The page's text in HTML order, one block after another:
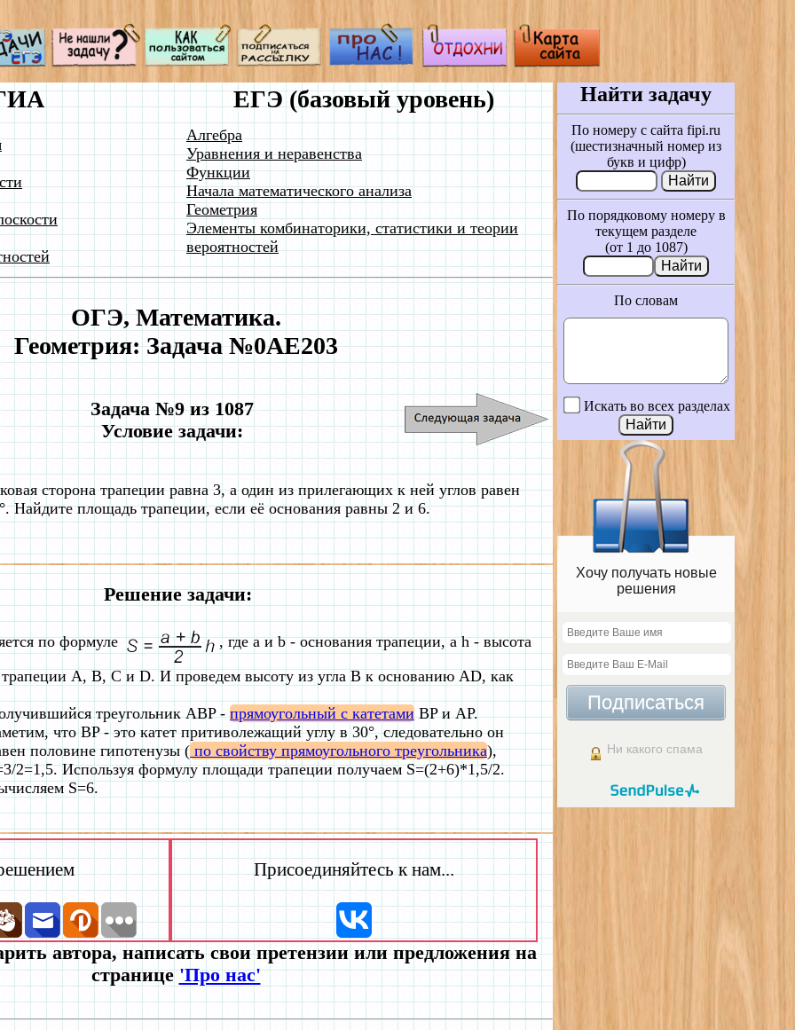
ЕГЭ (базовый уровень)
Алгебра
Уравнения и неравенства
Функции
Начала математического анализа
Геометрия
Элементы комбинаторики, статистики и теории
вероятностей
ОГЭ, Математика.
Геометрия: Задача №0AE203
Задача №9 из 1087
Условие задачи:
сторона трапеции равна 3, а один из прилегающих к ней углов равен
Найдите площадь трапеции, если её основания равны 2 и 6.
Решение задачи:
по формуле
, где a и b - основания трапеции, а h - высота
A, B, C и D. И проведем высоту из угла B к основанию AD, как
треугольник ABP -прямоугольный c катетамиBP и AP.
что BP - это катет притиволежащий углу в 30°, следовательно он
половине гипотенузы (по свойству прямоугольного треугольника),
2=1,5. Используя формулу площади трапеции получаем S=(2+6)*1,5/2.
S=6.
Присоединяйтесь к нам...
автора, написать свои претензии или предложения на
странице'Про нас'
Найти задачу
По номеру с сайта fipi.ru
(шестизначный номер из
букв и цифр)
По порядковому номеру в
текущем разделе
(от 1 до 1087)
По словам
Искать во всех разделах
Хочу получать новые
решения
Подписаться
Ни какого спама